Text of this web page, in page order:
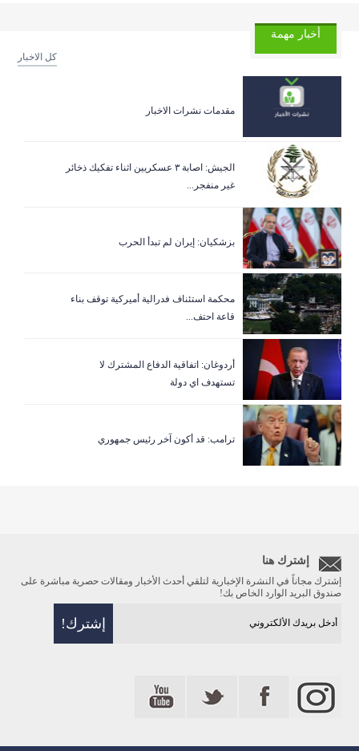
أخبار مهمة
كل الاخبار
مقدمات نشرات الاخبار
الجيش: اصابة ٣ عسكريين اثناء تفكيك ذخائر
غير منفجر...
بزشكيان: إيران لم تبدأ الحرب
‏محكمة استئناف فدرالية أميركية توقف بناء
قاعة احتف...
أردوغان: اتفاقية الدفاع المشترك لا
تستهدف اي دولة
ترامب: قد أكون آخر رئيس جمهوري
إشترك هنا
إشترك مجاناً في النشرة الإخبارية لتلقي أحدث الأخبار ومقالات حصرية مباشرة على
صندوق البريد الوارد الخاص بك!